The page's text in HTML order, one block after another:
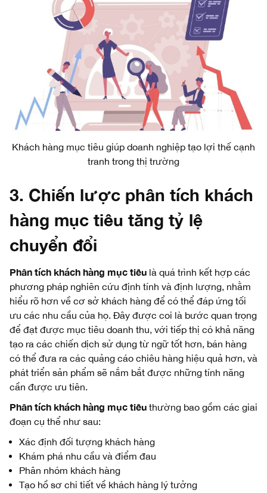
Khách hàng mục tiêu giúp doanh nghiệp tạo lợi thế cạnh
tranh trong thị trường
3. Chiến lược phân tích khách
hàng mục tiêu tăng tỷ lệ
chuyển đổi
Phân tích khách hàng mục tiêu là quá trình kết hợp các
phương pháp nghiên cứu định tính và định lượng, nhằm
hiểu rõ hơn về cơ sở khách hàng để có thể đáp ứng tối
ưu các nhu cầu của họ. Đây được coi là bước quan trọng
để đạt được mục tiêu doanh thu, với tiếp thị có khả năng
tạo ra các chiến dịch sử dụng từ ngữ tốt hơn, bán hàng
có thể đưa ra các quảng cáo chiêu hàng hiệu quả hơn, và
phát triển sản phẩm sẽ nắm bắt được những tính năng
cần được ưu tiên.
Phân tích khách hàng mục tiêu thường bao gồm các giai
đoạn cụ thể như sau:
Xác định đối tượng khách hàng
Khám phá nhu cầu và điểm đau
Phân nhóm khách hàng
Tạo hồ sơ chi tiết về khách hàng lý tưởng